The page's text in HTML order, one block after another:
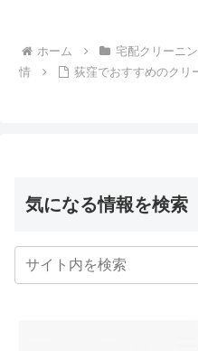
ホーム 宅配クリーニ
情
荻窪でおすすめのクリ
気になる情報を検索